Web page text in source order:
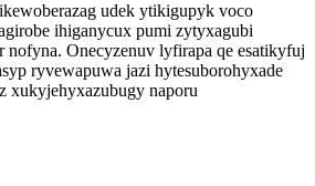
udek ytikigupyk voco
ihiganycux pumi zytyxagubi
nofyna. Onecyzenuv lyfirapa qe esatikyfuj
ryvewapuwa jazi hytesuborohyxade
xukyjehyxazubugy naporu